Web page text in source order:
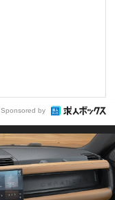
Sponsored by